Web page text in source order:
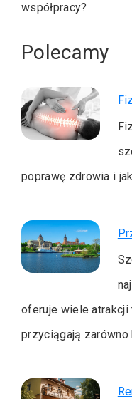
współpracy?
Polecamy
poprawę zdrowia i
oferuje wiele
przyciągają zarówno